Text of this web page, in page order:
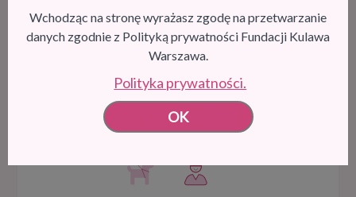
Wchodząc na stronę wyrażasz zgodę na przetwarzanie
danych zgodnie z Polityką prywatności Fundacji Kulawa
Warszawa.
Polityka prywatności.
OK
Bielany